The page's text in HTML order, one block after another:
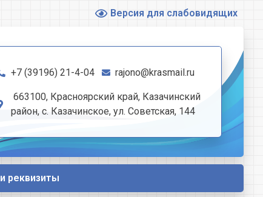
Версия для слабовидящих
+7 (39196) 21-4-04 rajono@krasmail.ru
663100, Красноярский край, Казачинский
район, с. Казачинское, ул. Советская, 144
реквизиты